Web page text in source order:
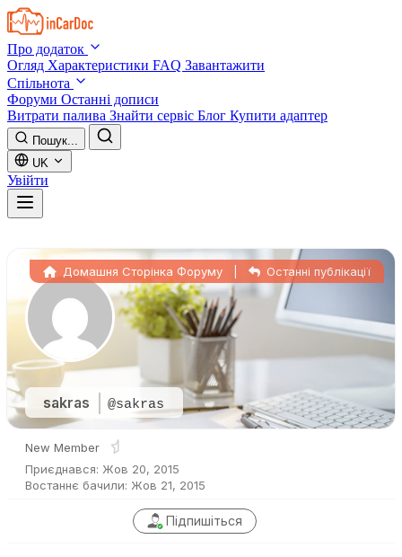
Skip to main content
Про додаток
Огляд Характеристики FAQ Завантажити
Спільнота
Форуми Останні дописи
Витрати палива Знайти сервіс Блог Купити адаптер
Пошук...
UK
Увійти
sakras @sakras
Домашня Сторінка Форуму Останні публікації
New Member
Приєднався: Жов 20, 2015
Востаннє бачили: Жов 21, 2015
Підпишіться